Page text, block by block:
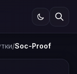
/Soc-Proof